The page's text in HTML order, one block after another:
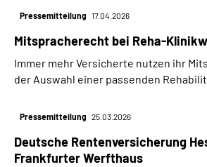
Pressemitteilung 17.04.2026
Mitspracherecht bei Reha-
Immer mehr Versicherte nutzen ihr
der Auswahl einer passenden
Pressemitteilung 25.03.2026
Deutsche Rentenversicherung
Frankfurter Werfthaus